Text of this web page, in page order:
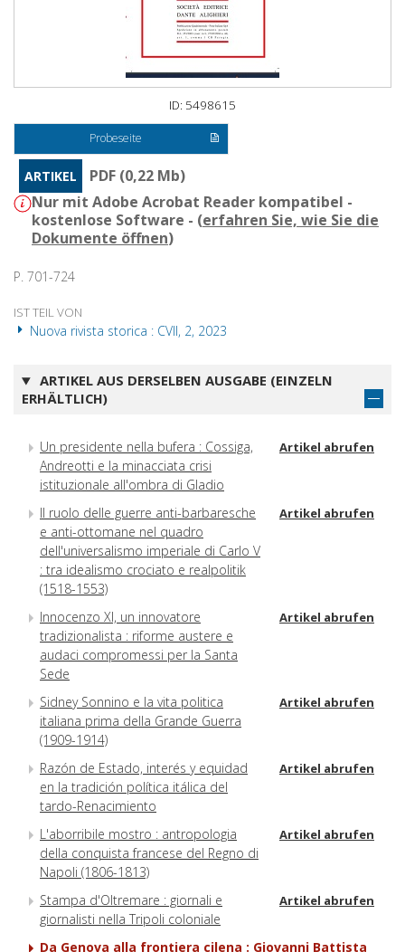
ID: 5498615
Probeseite
ARTIKEL
PDF (0,22 Mb)
Nur mit Adobe Acrobat Reader kompatibel -
kostenlose Software - (erfahren Sie, wie Sie die
Dokumente öffnen)
P. 701-724
IST TEIL VON
Nuova rivista storica : CVII, 2, 2023
ARTIKEL AUS DERSELBEN AUSGABE (EINZELN
ERHÄLTLICH)
Un presidente nella bufera : Cossiga,
Andreotti e la minacciata crisi
istituzionale all'ombra di Gladio
Artikel abrufen
Il ruolo delle guerre anti-barbaresche
e anti-ottomane nel quadro
dell'universalismo imperiale di Carlo V
: tra idealismo crociato e realpolitik
(1518-1553)
Artikel abrufen
Innocenzo XI, un innovatore
tradizionalista : riforme austere e
audaci compromessi per la Santa
Sede
Artikel abrufen
Sidney Sonnino e la vita politica
italiana prima della Grande Guerra
(1909-1914)
Artikel abrufen
Razón de Estado, interés y equidad
en la tradición política itálica del
tardo-Renacimiento
Artikel abrufen
L'aborribile mostro : antropologia
della conquista francese del Regno di
Napoli (1806-1813)
Artikel abrufen
Stampa d'Oltremare : giornali e
giornalisti nella Tripoli coloniale
Artikel abrufen
Da Genova alla frontiera cilena : Giovanni Battista